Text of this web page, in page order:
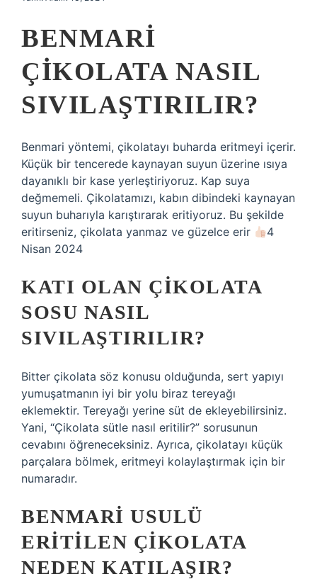
BENMARI
ÇIKOLATA NASIL
SIVILAŞTIRILIR?
Benmari yöntemi, çikolatayı buharda eritmeyi içerir.
Küçük bir tencerede kaynayan suyun üzerine ısıya
dayanıklı bir kase yerleştiriyoruz. Kap suya
değmemeli. Çikolatamızı, kabın dibindeki kaynayan
suyun buharıyla karıştırarak eritiyoruz. Bu şekilde
eritirseniz, çikolata yanmaz ve güzelce erir
4
Nisan 2024
KATI OLAN ÇIKOLATA
SOSU NASIL
SIVILAŞTIRILIR?
Bitter çikolata söz konusu olduğunda, sert yapıyı
yumuşatmanın iyi bir yolu biraz tereyağı
eklemektir. Tereyağı yerine süt de ekleyebilirsiniz.
Yani, “Çikolata sütle nasıl eritilir?” sorusunun
cevabını öğreneceksiniz. Ayrıca, çikolatayı küçük
parçalara bölmek, eritmeyi kolaylaştırmak için bir
numaradır.
BENMARI USULÜ
ERITILEN ÇIKOLATA
NEDEN KATILAŞIR?